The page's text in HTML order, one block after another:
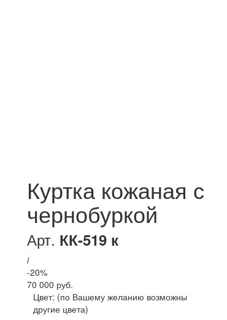
Куртка кожаная с
чернобуркой
Арт. КК-519 к
i
-20%
70 000 руб.
Цвет: (по Вашему желанию возможны
другие цвета)